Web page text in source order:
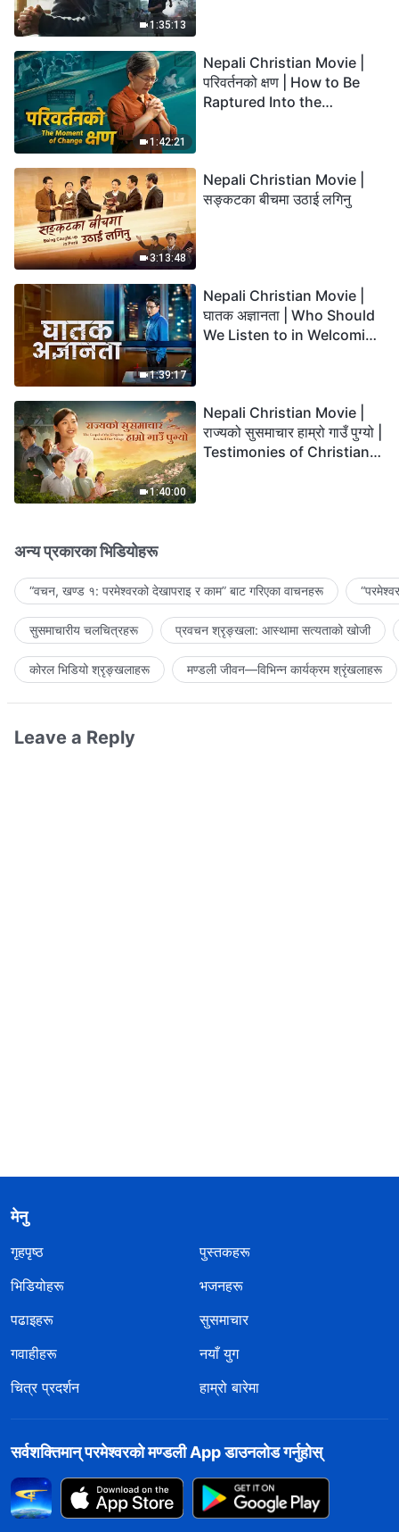
1:35:13
1:42:21
Nepali Christian Movie |
परिवर्तनको क्षण | How to Be
Raptured Into the
3:13:48
Nepali Christian Movie |
सङ्कटका बीचमा उठाई लगिनु
1:39:17
Nepali Christian Movie |
घातक अज्ञानता | Who Should
We Listen to in Welcoming
1:40:00
Nepali Christian Movie |
राज्यको सुसमाचार हाम्रो गाउँ पुग्यो |
Testimonies of Christians
अन्य प्रकारका भिडियोहरू
“वचन, खण्ड १: परमेश्‍वरको देखापराइ र काम” बाट गरिएका वाचनहरू
सुसमाचारीय चलचित्रहरू प्रवचन श्रृङ्खला: आस्थामा सत्यताको खोजी
कोरल भिडियो श्रृङ्खलाहरू मण्डली जीवन—विभिन्‍न कार्यक्रम श्रृंखलाहरू
Leave a Reply
मेनु
गृहपृष्ठ
पुस्तकहरू
भिडियोहरू
भजनहरू
पढाइहरू
सुसमाचार
गवाहीहरू
नयाँ युग
चित्र प्रदर्शन
हाम्रो बारेमा
सर्वशक्तिमान्‌ परमेश्‍वरको मण्डली App डाउनलोड गर्नुहोस्